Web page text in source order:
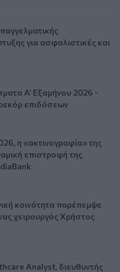
για ασφαλιστικές και
A’ Εξαμήνου 2026 -
επιδόσεων
η «ακτινογραφία» της
επιστροφή της
κοινότητα παρέπεμψε
χειρουργός Χρήστος
Analyst, διευθυντής